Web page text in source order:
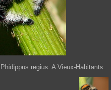
regius. A Vieux-Habitants.